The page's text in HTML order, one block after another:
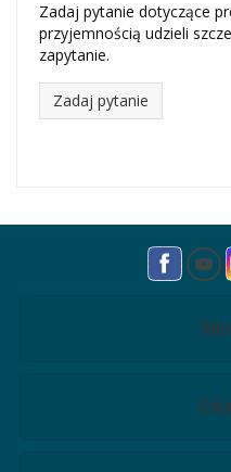
Zadaj pytanie dotyczące
przyjemnością udzieli
zapytanie.
Zadaj pytanie